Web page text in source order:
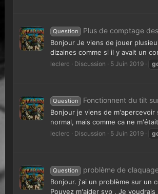
Question Plus de comptage
Bonjour Je viens de jouer
dizaines comme si il y avait un
leclerc Discussion 5 Juin 2019
Question Fonctionnent du tilt
Bonjour je viens de
normal, mais comme ca ne
leclerc Discussion 5 Juin 2019
Question problème de
Bonjour. j'ai un problème sur un
Pouvez m'aider svp . Je